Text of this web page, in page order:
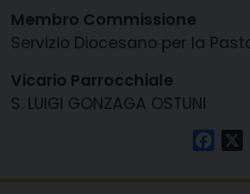
Membro Commissione
Servizio Diocesano per la
Vicario Parrocchiale
S. LUIGI GONZAGA OSTUNI